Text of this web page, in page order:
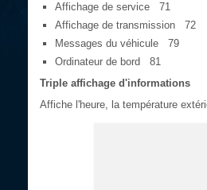
Affichage de service 71
Affichage de transmission 72
Messages du véhicule 79
Ordinateur de bord 81
Triple affichage d'informations
Affiche l'heure, la température